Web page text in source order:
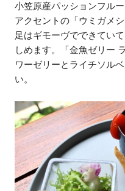
小笠原産パッションフル
アクセントの「ウミガメ
足はギモーヴでできてい
しめます。「金魚ゼリー
ワーゼリーとライチソル
い。